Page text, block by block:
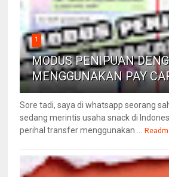
1
MODUS PENIPUAN
MENGGUNAKAN PAY
Sore tadi, saya di whatsapp seorang
sedang merintis usaha snack di
perihal transfer menggunakan ...